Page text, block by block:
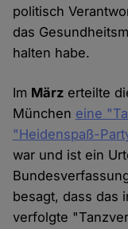
politisch
das
halten habe.
Im März erteilte
München eine
"Heidenspaß-
war und ist ein
besagt, dass das
verfolgte